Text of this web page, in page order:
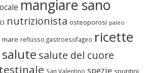
mangiare sano
nutrizionista osteoporosi paleo
reflusso gastroesofageo ricette
salute salute del cuore
San Valentino spezie spuntini